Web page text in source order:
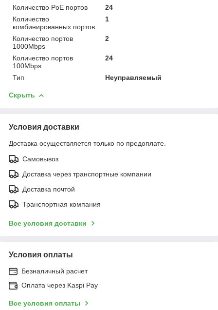
Количество PoE портов
24
Количество
комбинированных портов
1
Количество портов
1000Mbps
2
Количество портов
100Mbps
24
Тип Неуправляемый
Скрыть
Условия доставки
Доставка осуществляется только по предоплате.
Самовывоз
Доставка через транспортные компании
Доставка почтой
Транспортная компания
Все условия доставки
Условия оплаты
Безналичный расчет
Оплата через Kaspi Pay
Все условия оплаты